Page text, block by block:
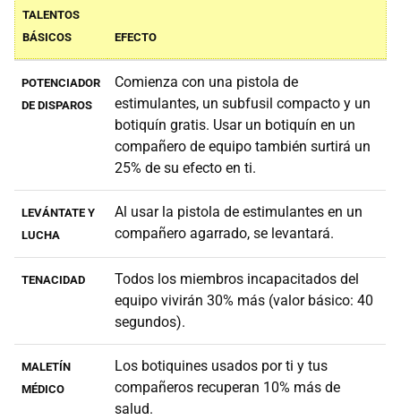
TALENTOS
BÁSICOS
EFECTO
POTENCIADOR
DE DISPAROS
Comienza con una pistola de
estimulantes, un subfusil compacto y un
botiquín gratis. Usar un botiquín en un
compañero de equipo también surtirá un
25% de su efecto en ti.
LEVÁNTATE Y
LUCHA
Al usar la pistola de estimulantes en un
compañero agarrado, se levantará.
TENACIDAD
Todos los miembros incapacitados del
equipo vivirán 30% más (valor básico: 40
segundos).
MALETÍN
MÉDICO
Los botiquines usados por ti y tus
compañeros recuperan 10% más de
salud.